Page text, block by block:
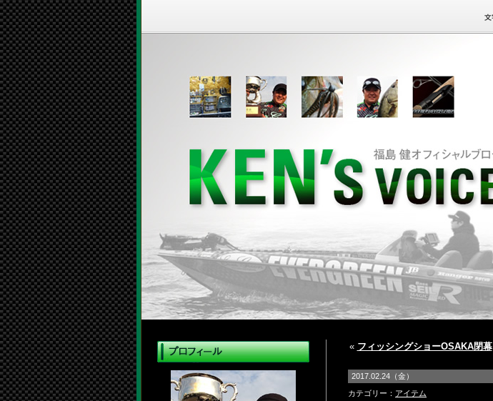
« フィッシングショーOSAKA閉幕
2017.02.24（金）
カテゴリー： アイテム